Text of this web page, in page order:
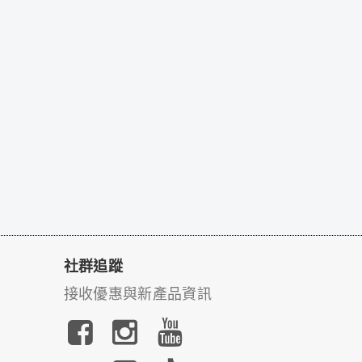
社群追蹤
接收優惠與新產品資訊